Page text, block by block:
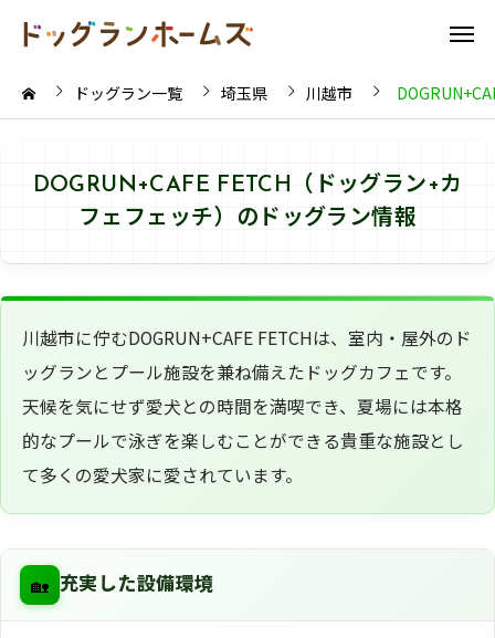
ドッグラン一覧 埼玉県 川越市
DOGRUN+CAFE FETCH（ドッグラン+カ
フェフェッチ）のドッグラン情報
川越市に佇むDOGRUN+CAFE FETCHは、室内・屋外のド
ッグランとプール施設を兼ね備えたドッグカフェです。
天候を気にせず愛犬との時間を満喫でき、夏場には本格
的なプールで泳ぎを楽しむことができる貴重な施設とし
て多くの愛犬家に愛されています。
🏡 充実した設備環境